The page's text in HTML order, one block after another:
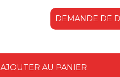
DEMANDE DE
AJOUTER AU PANIER